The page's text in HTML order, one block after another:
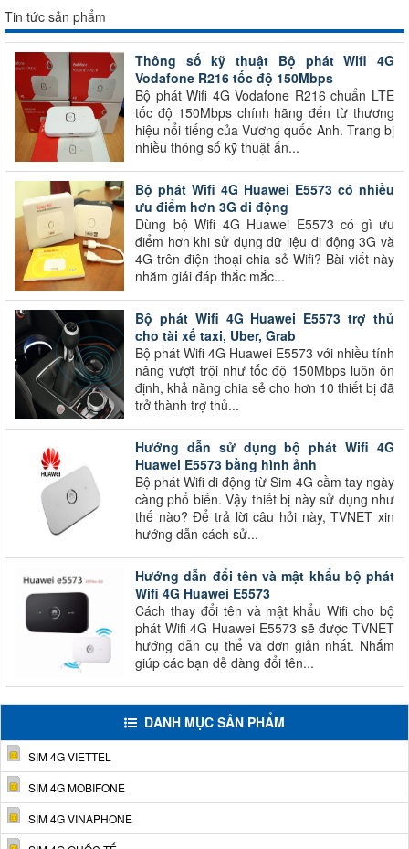
Tin tức sản phẩm
Thông số kỹ thuật Bộ phát Wifi 4G
Vodafone R216 tốc độ 150Mbps
Bộ phát Wifi 4G Vodafone R216 chuẩn LTE
tốc độ 150Mbps chính hãng đến từ thương
hiệu nổi tiếng của Vương quốc Anh. Trang bị
nhiều thông số kỹ thuật ấn...
Bộ phát Wifi 4G Huawei E5573 có nhiều
ưu điểm hơn 3G di động
Dùng bộ Wifi 4G Huawei E5573 có gì ưu
điểm hơn khi sử dụng dữ liệu di động 3G và
4G trên điện thoại chia sẻ Wifi? Bài viết này
nhằm giải đáp thắc mắc...
Bộ phát Wifi 4G Huawei E5573 trợ thủ
cho tài xế taxi, Uber, Grab
Bộ phát Wifi 4G Huawei E5573 với nhiều tính
năng vượt trội như tốc độ 150Mbps luôn ôn
định, khả năng chia sẻ cho hơn 10 thiết bị đã
trở thành trợ thủ...
Hướng dẫn sử dụng bộ phát Wifi 4G
Huawei E5573 bằng hình ảnh
Bộ phát Wifi di động từ Sim 4G cầm tay ngày
càng phổ biến. Vậy thiết bị này sử dụng như
thế nào? Để trả lời câu hỏi này, TVNET xin
hướng dẫn cách sử...
Hướng dẫn đổi tên và mật khẩu bộ phát
Wifi 4G Huawei E5573
Cách thay đổi tên và mật khẩu Wifi cho bộ
phát Wifi 4G Huawei E5573 sẽ được TVNET
hướng dẫn cụ thể và đơn giản nhất. Nhắm
giúp các bạn dễ dàng đổi tên...
DANH MỤC SẢN PHẨM
SIM 4G VIETTEL
SIM 4G MOBIFONE
SIM 4G VINAPHONE